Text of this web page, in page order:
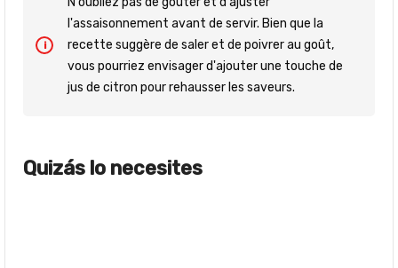
l'assaisonnement avant de servir. Bien que la
recette suggère de saler et de poivrer au goût,
vous pourriez envisager d'ajouter une touche de
jus de citron pour rehausser les saveurs.
Quizás lo necesites